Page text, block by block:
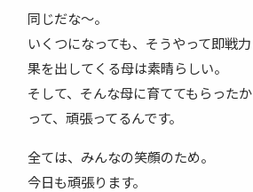
同じだな～。
いくつになっても、そうやって即戦
果を出してくる母は素晴らしい。
そして、そんな母に育ててもらった
って、頑張ってるんです。
全ては、みんなの笑顔のため。
今日も頑張ります。